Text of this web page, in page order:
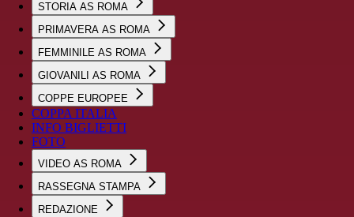
STORIA AS ROMA
PRIMAVERA AS ROMA
FEMMINILE AS ROMA
GIOVANILI AS ROMA
COPPE EUROPEE
COPPA ITALIA
INFO BIGLIETTI
FOTO
VIDEO AS ROMA
RASSEGNA STAMPA
REDAZIONE